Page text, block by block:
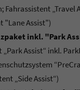
„Travel
"Lane Assist")
inkl. "Park
Assist“ inkl.
„Side Assist“)